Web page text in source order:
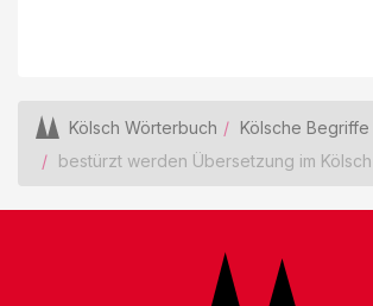
Kölsch Wörterbuch
Kölsche Begriffe
bestürzt werden Übersetzung im